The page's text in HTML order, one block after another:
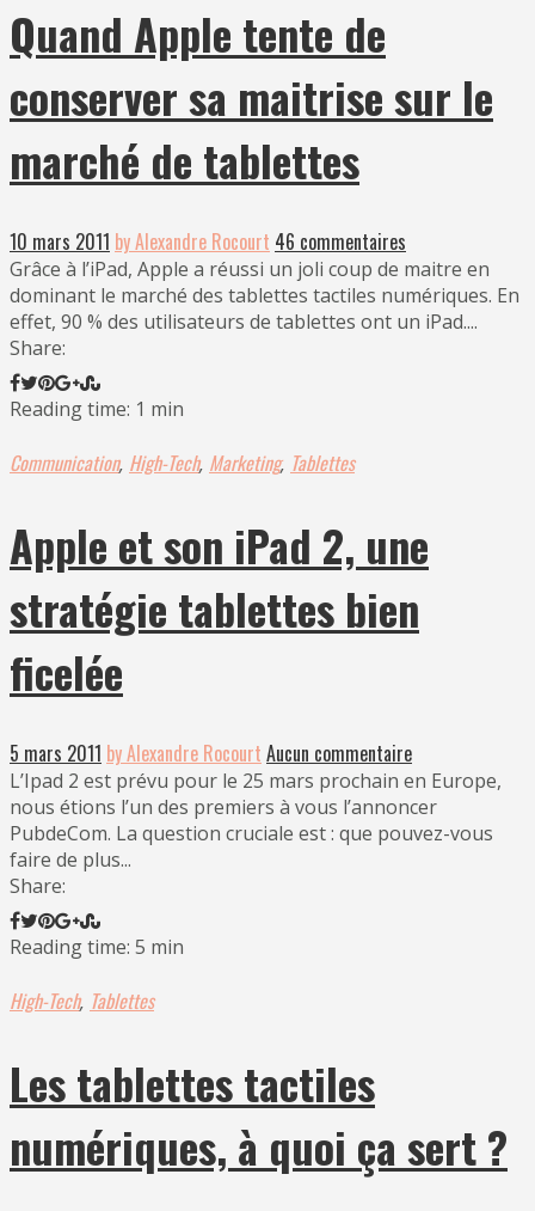
Quand Apple tente de
conserver sa maitrise sur le
marché de tablettes
10 mars 2011 by Alexandre Rocourt 46 commentaires
Grâce à l’iPad, Apple a réussi un joli coup de maitre en
dominant le marché des tablettes tactiles numériques. En
effet, 90 % des utilisateurs de tablettes ont un iPad....
Share:
Reading time: 1 min
Communication, High-Tech, Marketing, Tablettes
Apple et son iPad 2, une
stratégie tablettes bien
ficelée
5 mars 2011 by Alexandre Rocourt Aucun commentaire
L’Ipad 2 est prévu pour le 25 mars prochain en Europe,
nous étions l’un des premiers à vous l’annoncer
PubdeCom. La question cruciale est : que pouvez-vous
faire de plus...
Share:
Reading time: 5 min
High-Tech, Tablettes
Les tablettes tactiles
numériques, à quoi ça sert ?